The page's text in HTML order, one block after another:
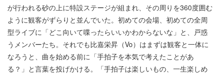
が行われる砂の上に特設ステージが組まれ、その周りを360度囲む
ように観客がずらりと並んでいた。初めての会場、初めての全周
型ライブに「どこ向いて喋ったらいいかわからないな」と、戸惑
うメンバーたち。それでも比嘉栄昇（Vo）はまずは観客と一体に
なろうと、曲を始める前に「手拍子を本気で考えたことがあ
る？」と言葉を投げかける。「手拍子は楽しいもの、一生楽しめ